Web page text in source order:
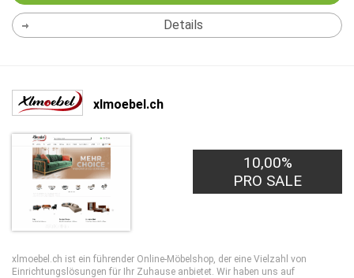
Details
xlmoebel.ch
10,00%
PRO SALE
xlmoebel.ch ist ein führender Online-Möbelshop, der eine Vielzahl von
Einrichtungslösungen für Ihr Zuhause anbietet. Wir haben uns auf